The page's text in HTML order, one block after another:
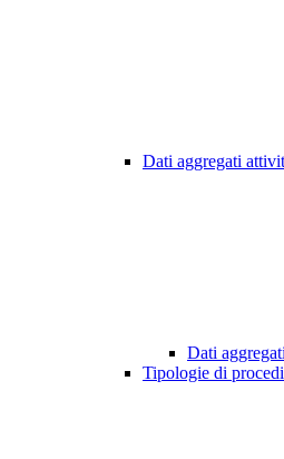
Dati aggregati
Dati
Tipologie di